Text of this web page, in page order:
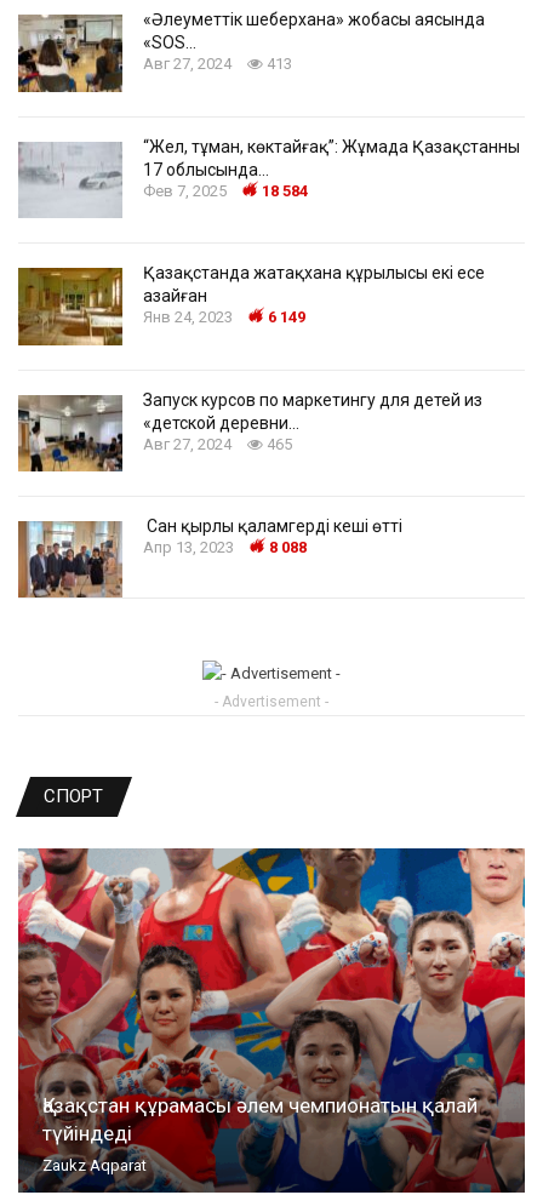
«Әлеуметтік шеберхана» жобасы аясында
«SOS…
Авг 27, 2024 413
“Жел, тұман, көктайғақ”: Жұмада Қазақстанның
17 облысында…
Фев 7, 2025 18 584
Қазақстанда жатақхана құрылысы екі есе
азайған
Янв 24, 2023 6 149
Запуск курсов по маркетингу для детей из
«детской деревни…
Авг 27, 2024 465
Сан қырлы қаламгердің кеші өтті
Апр 13, 2023 8 088
- Advertisement -
СПОРТ
Қазақстан құрамасы әлем чемпионатын қалай
түйіндеді
Zaukz Aqparat